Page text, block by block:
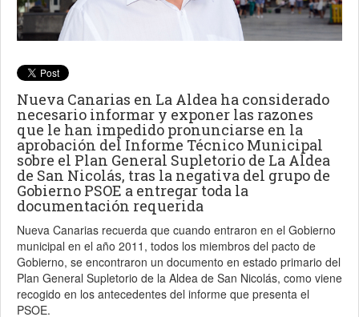
Nueva Canarias en La Aldea ha considerado
necesario informar y exponer las razones
que le han impedido pronunciarse en la
aprobación del Informe Técnico Municipal
sobre el Plan General Supletorio de La Aldea
de San Nicolás, tras la negativa del grupo de
Gobierno PSOE a entregar toda la
documentación requerida
Nueva Canarias recuerda que cuando entraron en el Gobierno
municipal en el año 2011, todos los miembros del pacto de
Gobierno, se encontraron un documento en estado primario del
Plan General Supletorio de la Aldea de San Nicolás, como viene
recogido en los antecedentes del informe que presenta el
PSOE.